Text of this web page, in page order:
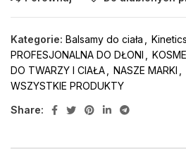
Kategorie: Balsamy do ciała Kinetics
PROFESJONALNA DO DŁONI
DO TWARZY I CIAŁA
NASZE MARKI
WSZYSTKIE PRODUKTY
Share: